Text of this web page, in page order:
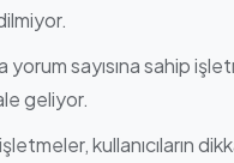
yorum sayısına sahip
geliyor.
kullanıcıların